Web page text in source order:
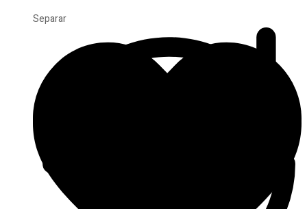
Separar